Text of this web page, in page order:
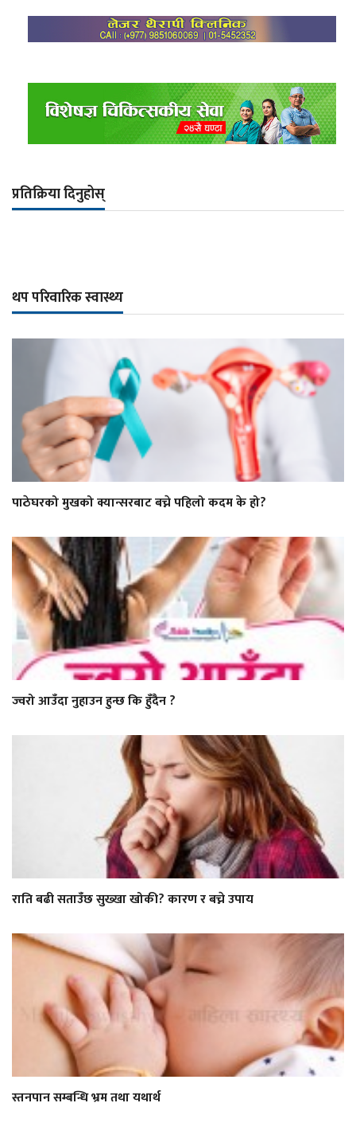
प्रतिक्रिया दिनुहोस्
थप परिवारिक स्वास्थ्य
पाठेघरको मुखको क्यान्सरबाट बच्ने पहिलो कदम के हो?
ज्वरो आउँदा नुहाउन हुन्छ कि हुँदैन ?
राति बढी सताउँछ सुख्खा खोकी? कारण र बच्ने उपाय
स्तनपान सम्बन्धि भ्रम तथा यथार्थ